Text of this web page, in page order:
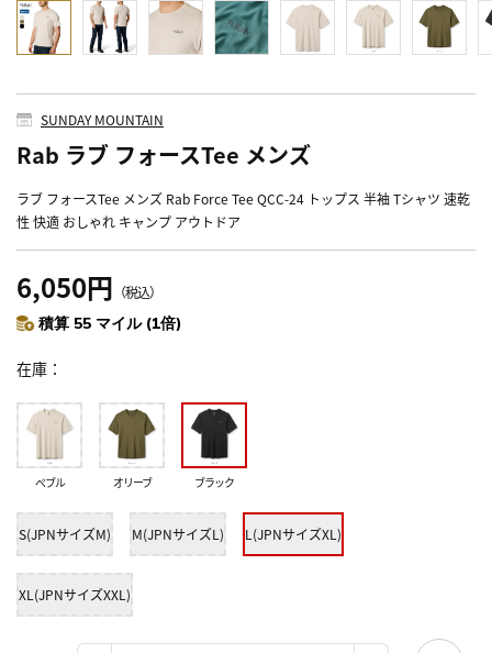
SUNDAY MOUNTAIN
Rab ラブ フォースTee メンズ
ラブ フォースTee メンズ Rab Force Tee QCC-24 トップス 半袖 Tシャツ 速乾
性 快適 おしゃれ キャンプ アウトドア
6,050円 （税込）
積算 55 マイル (1倍)
在庫
ぺブル オリーブ ブラック
S(JPNサイズM) M(JPNサイズL) L(JPNサイズXL)
XL(JPNサイズXXL)